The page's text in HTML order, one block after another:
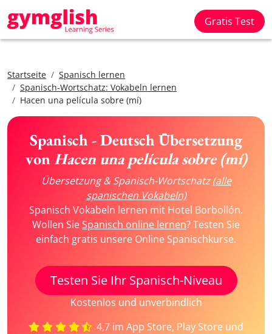
Gratis Test
Startseite
Spanisch lernen
Spanisch-Wortschatz: Vokabeln lernen
Hacen una película sobre (mí)
Spanisch - Deutsch Übersetzung
vonHacen una película sobre (mí)
Übersetzung & Spanisch-Wortschatz(alle
spanischen Vokabeln)
Spanisch Vokabeln lernen mit Hotel Borbollón.
Wollen SieSpanisch online lernen? Testen Sie
einfach gratis unsere Online Spanischkurse.
Testen Sie Ihr Spanisch-Niveau
Kostenlos und unverbindlich
4,7 im App Store, Play Store und